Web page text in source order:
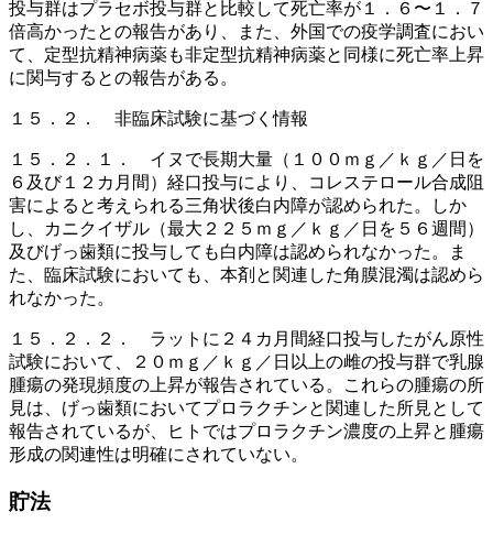
投与群はプラセボ投与群と比較して死亡率が１．６〜１．７
倍高かったとの報告があり、また、外国での疫学調査におい
て、定型抗精神病薬も非定型抗精神病薬と同様に死亡率上昇
に関与するとの報告がある。
１５．２． 非臨床試験に基づく情報
１５．２．１． イヌで長期大量（１００ｍｇ／ｋｇ／日を
６及び１２カ月間）経口投与により、コレステロール合成阻
害によると考えられる三角状後白内障が認められた。しか
し、カニクイザル（最大２２５ｍｇ／ｋｇ／日を５６週間）
及びげっ歯類に投与しても白内障は認められなかった。ま
た、臨床試験においても、本剤と関連した角膜混濁は認めら
れなかった。
１５．２．２． ラットに２４カ月間経口投与したがん原性
試験において、２０ｍｇ／ｋｇ／日以上の雌の投与群で乳腺
腫瘍の発現頻度の上昇が報告されている。これらの腫瘍の所
見は、げっ歯類においてプロラクチンと関連した所見として
報告されているが、ヒトではプロラクチン濃度の上昇と腫瘍
形成の関連性は明確にされていない。
貯法